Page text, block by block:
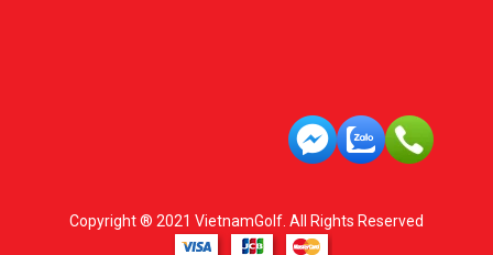
Copyright ® 2021 VietnamGolf. All Rights Reserved